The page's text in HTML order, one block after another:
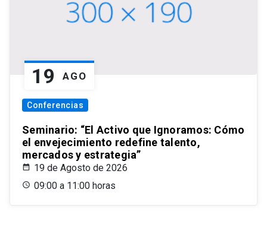
19 AGO
Conferencias
Seminario: “El Activo que Ignoramos: Cómo
el envejecimiento redefine talento,
mercados y estrategia”
19 de Agosto de 2026
09:00 a 11:00 horas